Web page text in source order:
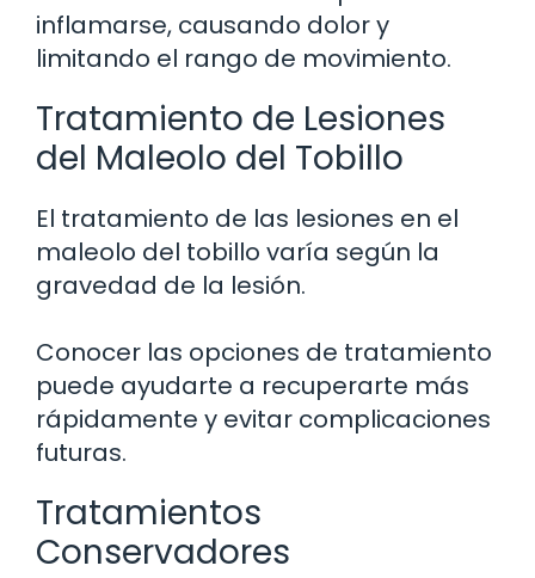
inflamarse, causando dolor y
limitando el rango de movimiento.
Tratamiento de Lesiones
del Maleolo del Tobillo
El tratamiento de las lesiones en el
maleolo del tobillo varía según la
gravedad de la lesión.
Conocer las opciones de tratamiento
puede ayudarte a recuperarte más
rápidamente y evitar complicaciones
futuras.
Tratamientos
Conservadores